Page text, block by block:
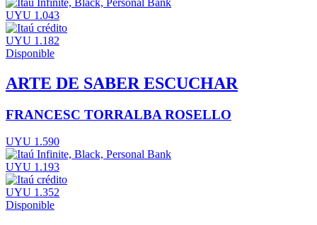
UYU 1.043
UYU 1.182
Disponible
ARTE DE SABER ESCUCHAR
FRANCESC TORRALBA ROSELLO
UYU 1.590
UYU 1.193
UYU 1.352
Disponible